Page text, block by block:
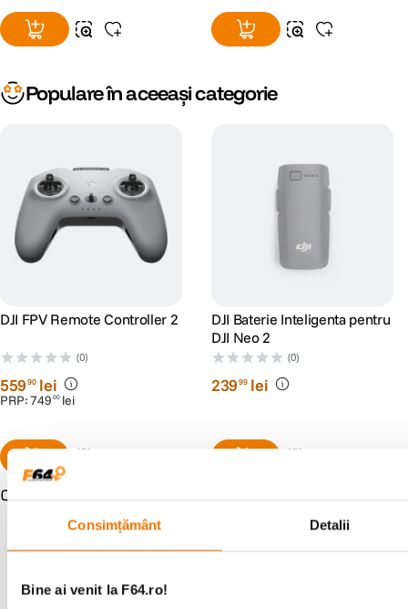
Consimțământ Detalii
Bine ai venit la F64.ro!
Populare în aceeași categorie
DJI FPV Remote Controller 2
(0)
55990 lei
PRP:749 00 lei
DJI Baterie Inteligenta pentru
DJI Neo 2
(0)
23999 lei